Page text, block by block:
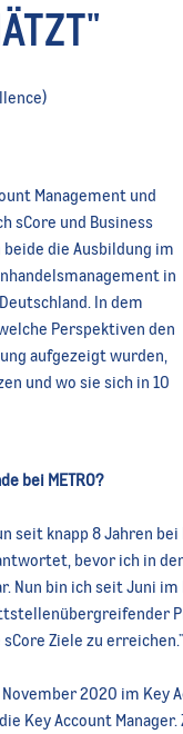
Management und
sCore und Business
die Ausbildung im
in
In dem
Perspektiven den
aufgezeigt wurden,
und wo sie sich in 10
bei METRO?
seit knapp 8 Jahren bei
bevor ich in
Nun bin ich seit Juni
Ziele zu erreichen."
2020 im Key
Key Account